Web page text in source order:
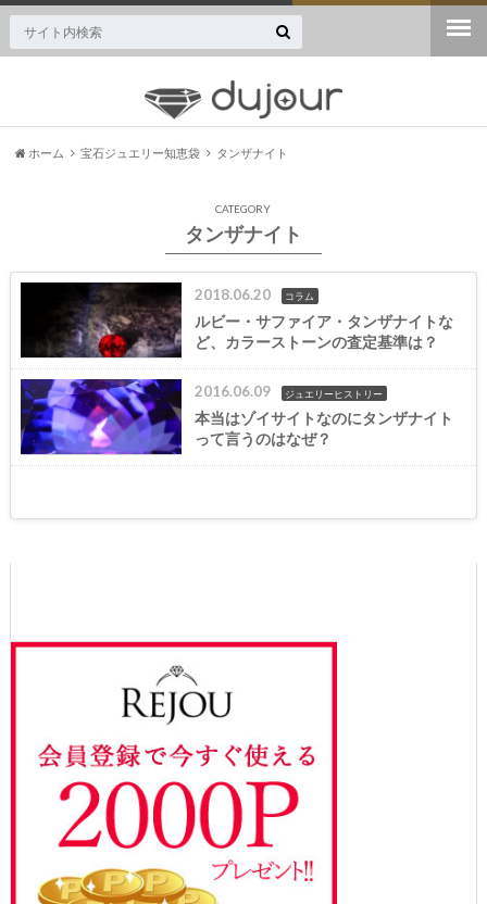
ホーム 宝石ジュエリー知恵袋 タンザナイト
CATEGORY
タンザナイト
2018.06.20 コラム
ルビー・サファイア・タンザナイトな
ど、カラーストーンの査定基準は？
2016.06.09 ジュエリーヒストリー
本当はゾイサイトなのにタンザナイト
って言うのはなぜ？